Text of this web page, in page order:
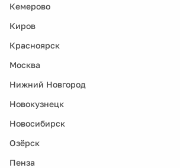
Кемерово
Киров
Красноярск
Москва
Нижний Новгород
Новокузнецк
Новосибирск
Озёрск
Пенза